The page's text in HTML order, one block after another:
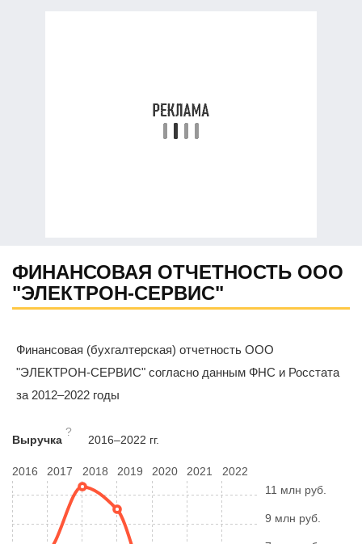
ФИНАНСОВАЯ ОТЧЕТНОСТЬ ООО
"ЭЛЕКТРОН-СЕРВИС"
Финансовая (бухгалтерская) отчетность ООО
"ЭЛЕКТРОН-СЕРВИС" согласно данным ФНС и Росстата
за 2012–2022 годы
Выручка
?
2016–2022 гг.
2016 2017 2018 2019 2020 2021 2022
9 млн руб.
11 млн руб.